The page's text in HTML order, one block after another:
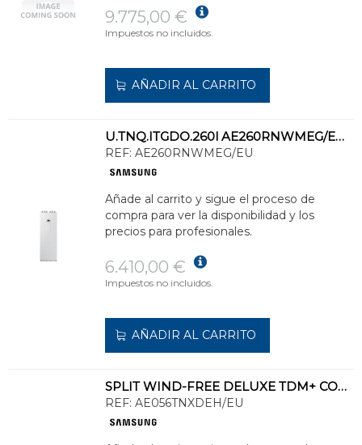
9.775,00 €
Impuestos no incluidos.
AÑADIR AL CARRITO
U.TNQ.ITGDO.260l AE260RNWMEG/EU GPO.HDCO.MONO P/SISTEMAS EHS MONO Hta 16,0kW
REF: AE260RNWMEG/EU
Añade al carrito y sigue el proceso de
compra para ver la disponibilidad y los
precios para profesionales.
6.410,00 €
Impuestos no incluidos.
AÑADIR AL CARRITO
SPLIT WIND-FREE DELUXE TDM+ CON CAPACIDAD EN FRIO DE 5,6KW Y EN CALOR DE 6,3KW
REF: AE056TNXDEH/EU